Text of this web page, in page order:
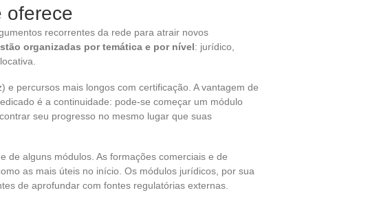
oferece
recorrentes da rede para atrair novos
organizadas por temática e por nível: jurídico,
e percursos mais longos com certificação. A vantagem de
é a continuidade: pode-se começar um módulo
seu progresso no mesmo lugar que suas
de alguns módulos. As formações comerciais e de
as mais úteis no início. Os módulos jurídicos, por sua
de aprofundar com fontes regulatórias externas.